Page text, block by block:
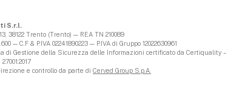
S.r.l.
38122 Trento (Trento) — REA TN 210089
— C.F & P.IVA 02241890223 — P.IVA di Gruppo 12022630961
di Gestione della Sicurezza delle Informazioni certificato da Certiquality –
e controllo da parte di Cerved Group S.p.A.